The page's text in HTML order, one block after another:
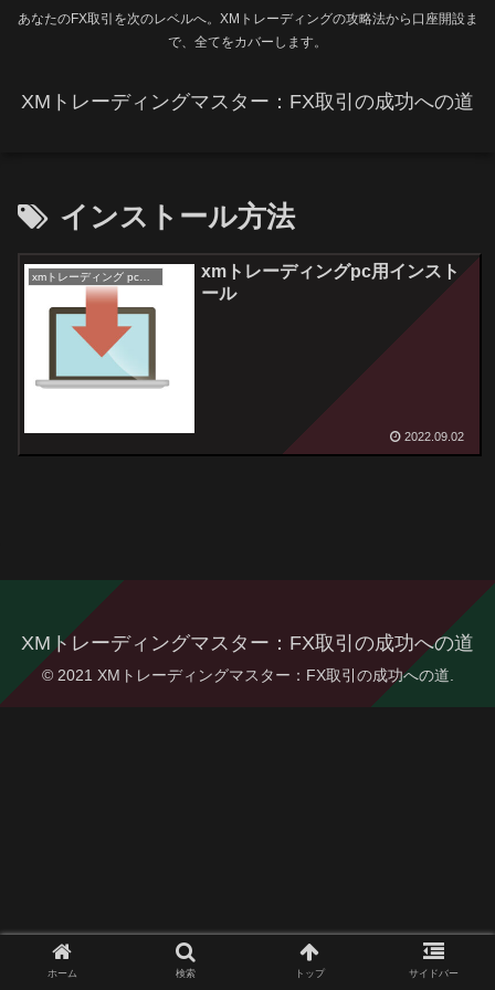
あなたのFX取引を次のレベルへ。XMトレーディングの攻略法から口座開設ま
で、全てをカバーします。
XMトレーディングマスター：FX取引の成功への道
インストール方法
xmトレーディングpc用インスト
ール
2022.09.02
XMトレーディングマスター：FX取引の成功への道
© 2021 XMトレーディングマスター：FX取引の成功への道.
ホーム 検索 トップ サイドバー